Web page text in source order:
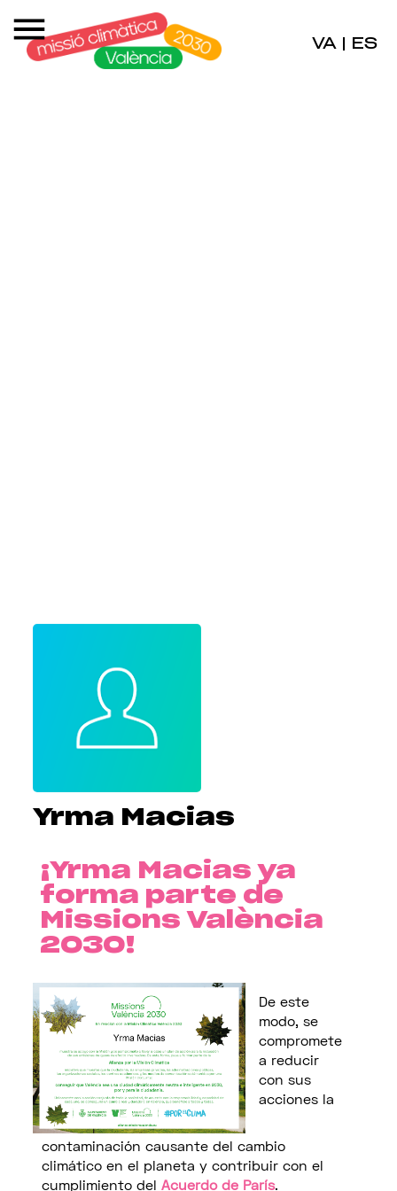
VA ES
Yrma Macias
¡Yrma Macias ya
forma parte de
Missions València
2030!
De este
modo, se
compromete
a reducir
con sus
acciones la
contaminación causante del cambio
climático en el planeta y contribuir con el
cumplimiento del Acuerdo de París.